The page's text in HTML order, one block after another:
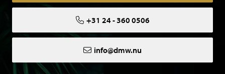
+31 24 - 360 0506
info@dmw.nu